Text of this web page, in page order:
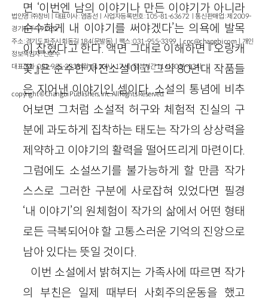
면 ‘이번엔 남의 이야기나 만든 이야기가 아니라
순수하게 내 이야기를 써야겠다’는 의욕에 발목
이 잡혔다고 한다. 액면 그대로 이해하면 『오랑캐
꽃』은 순수한 자전소설이고 그의 80년대 작품들
은 지어낸 이야기인 셈이다. 소설의 통념에 비추
어보면 그처럼 소설적 허구와 체험적 진실의 구
분에 과도하게 집착하는 태도는 작가의 상상력을
제약하고 이야기의 활력을 떨어뜨리게 마련이다.
그럼에도 소설쓰기를 불가능하게 할 만큼 작가
스스로 그러한 구분에 사로잡혀 있었다면 필경
‘내 이야기’의 원체험이 작가의 삶에서 어떤 형태
로든 극복되어야 할 고통스러운 기억의 진앙으로
남아 있다는 뜻일 것이다.
이번 소설에서 밝혀지는 가족사에 따르면 작가
의 부친은 일제 때부터 사회주의운동을 했고
법인명 : ㈜창비ㅣ대표이사 : 염종선ㅣ사업자등록번호 : 105-81-63672ㅣ통신판매업 : 제 2009-
경기파주-1928호
주소 : 경기도 파주시 회동길 184(문발동)ㅣ팩스 : 031-955-3399 ㅣcnc@changbi.com ㅣ개인
정보책임자 : 신문수
대표전화 : 031-955-3333(월~금 10시~17시), 점심시간 11시 30분~13시
copyright © Changbi Publishers, inc. All Rights Reserved.